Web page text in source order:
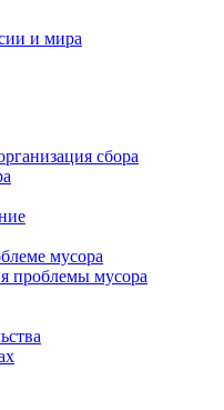
сбора
мусора
проблемы мусора